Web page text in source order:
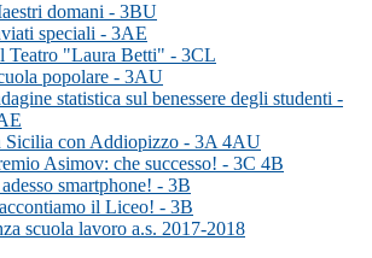
domani - 3BU
speciali - 3AE
Teatro "Laura Betti" - 3CL
popolare - 3AU
statistica sul benessere degli studenti -
Sicilia con Addiopizzo - 3A 4AU
Asimov: che successo! - 3C 4B
smartphone! - 3B
il Liceo! - 3B
scuola lavoro a.s. 2017-2018